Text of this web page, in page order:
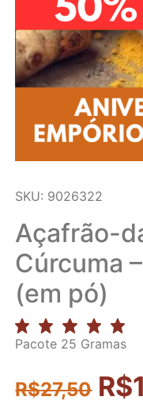
SKU: 9026322
Açafrão-
Cúrcuma
(em pó)
Pacote 25 Gramas
R$27,50 R$